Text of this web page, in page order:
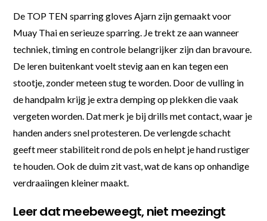
De TOP TEN sparring gloves Ajarn zijn gemaakt voor
Muay Thai en serieuze sparring. Je trekt ze aan wanneer
techniek, timing en controle belangrijker zijn dan bravoure.
De leren buitenkant voelt stevig aan en kan tegen een
stootje, zonder meteen stug te worden. Door de vulling in
de handpalm krijg je extra demping op plekken die vaak
vergeten worden. Dat merk je bij drills met contact, waar je
handen anders snel protesteren. De verlengde schacht
geeft meer stabiliteit rond de pols en helpt je hand rustiger
te houden. Ook de duim zit vast, wat de kans op onhandige
verdraaiingen kleiner maakt.
Leer dat meebeweegt, niet meezingt